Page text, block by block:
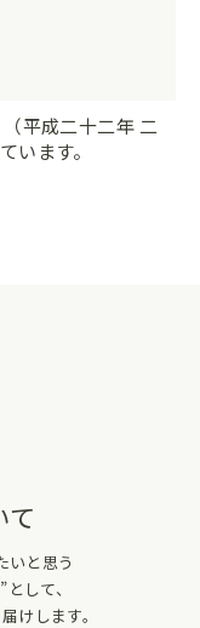
平成二十二年 二
います。
て
いと思う
して、
けします。